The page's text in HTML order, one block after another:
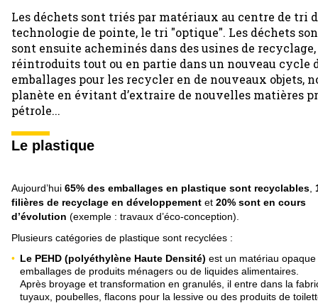
Les déchets sont triés par matériaux au centre de tri
technologie de pointe, le tri "optique". Les déchets
sont ensuite acheminés dans des usines de
réintroduits tout ou en partie dans un nouveau cycle
emballages pour les recycler en de nouveaux objets,
planète en évitant d’extraire de nouvelles matières
pétrole...
Le plastique
Aujourd’hui 65% des emballages en plastique sont recyclables
filières de recyclage en développement et 20% sont en cours
d’évolution (exemple : travaux d’éco-conception).
Plusieurs catégories de plastique sont recyclées :
Le PEHD (polyéthylène Haute Densité) est un matériau
emballages de produits ménagers ou de liquides alimentaires.
Après broyage et transformation en granulés, il entre dans la
tuyaux, poubelles, flacons pour la lessive ou des produits de